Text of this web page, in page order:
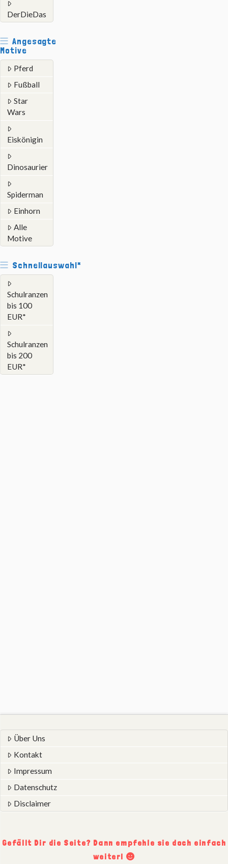
DerDieDas
Angesagte
Motive
Pferd
Fußball
Star
Wars
Eiskönigin
Dinosaurier
Spiderman
Einhorn
Alle
Motive
Schnellauswahl*
Schulranzen
bis 100
EUR*
Schulranzen
bis 200
EUR*
Über Uns
Kontakt
Impressum
Datenschutz
Disclaimer
Gefällt Dir die Seite? Dann empfehle sie doch einfach
weiter!